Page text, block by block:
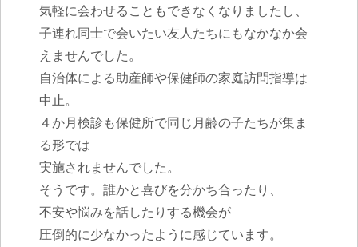
気軽に会わせることもできなくなりましたし、
子連れ同士で会いたい友人たちにもなかなか会
えませんでした。
自治体による助産師や保健師の家庭訪問指導は
中止。
４か月検診も保健所で同じ月齢の子たちが集ま
る形では
実施されませんでした。
そうです。誰かと喜びを分かち合ったり、
不安や悩みを話したりする機会が
圧倒的に少なかったように感じています。